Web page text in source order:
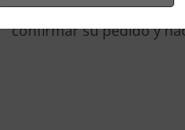
carta interactiva
confirmar su pedido y